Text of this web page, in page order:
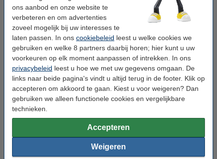
ons aanbod en onze website te
verbeteren en om advertenties
zoveel mogelijk bij uw interesses te
laten passen. In ons cookiebeleid leest u welke cookies we
gebruiken en welke 8 partners daarbij horen; hier kunt u uw
voorkeuren op elk moment aanpassen of intrekken. In ons
privacybeleid leest u hoe we met uw gegevens omgaan. De
links naar beide pagina's vindt u altijd terug in de footer. Klik op
accepteren om akkoord te gaan. Kiest u voor weigeren? Dan
gebruiken we alleen functionele cookies en vergelijkbare
technieken.
Accepteren
Weigeren